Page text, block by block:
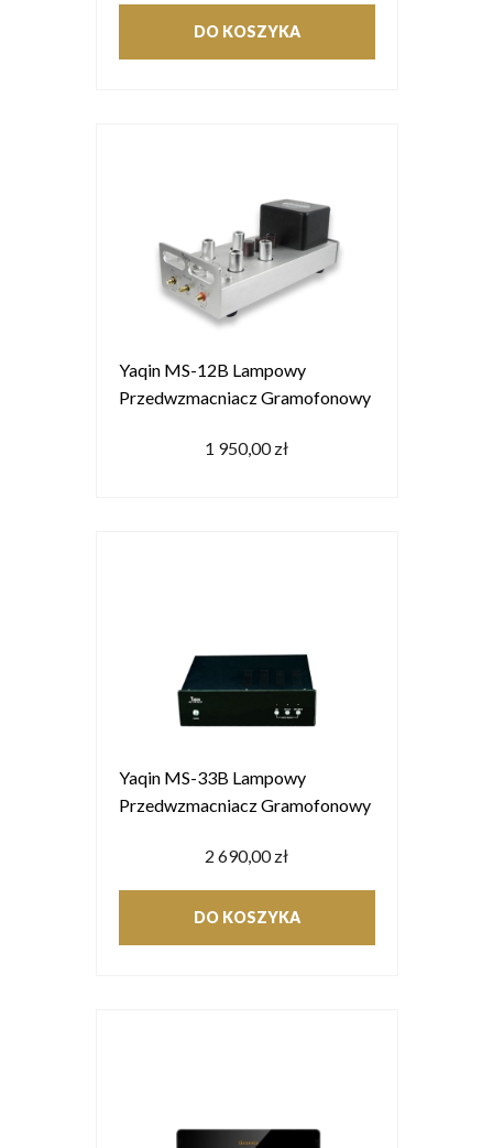
DO KOSZYKA
Yaqin MS-12B Lampowy
Przedwzmacniacz Gramofonowy
1 950,00 zł
Yaqin MS-33B Lampowy
Przedwzmacniacz Gramofonowy
2 690,00 zł
DO KOSZYKA